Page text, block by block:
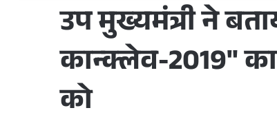
उप मुख्यमंत्री ने
कान्क्लेव-2019"
को